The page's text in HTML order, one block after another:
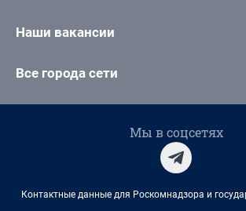
Наши вакансии
Все города сети
Мы в соцсетях
Контактные данные для Роскомнадзора и